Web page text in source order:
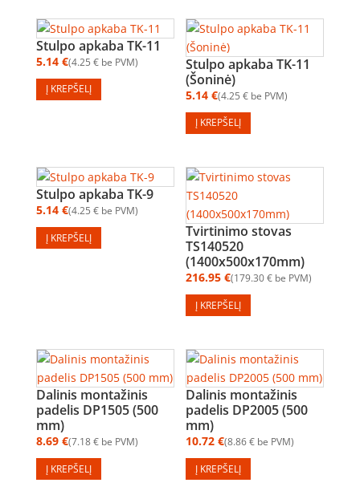
Stulpo apkaba TK-11
5.14 € 4.25 € be PVM
Į KREPŠELĮ
Stulpo apkaba TK-11
(Šoninė)
5.14€ 4.25€ be PVM
Į KREPŠELĮ
Stulpo apkaba TK-9
5.14 € 4.25 € be PVM
Į KREPŠELĮ
Tvirtinimo stovas
TS140520
(1400x500x170mm)
216.95€ 179.30€ be PVM
Į KREPŠELĮ
Dalinis montažinis
padelis DP1505 (500
mm)
8.69 € 7.18€ be PVM
Į KREPŠELĮ
Dalinis montažinis
padelis DP2005 (500
mm)
10.72€ 8.86€ be PVM
Į KREPŠELĮ